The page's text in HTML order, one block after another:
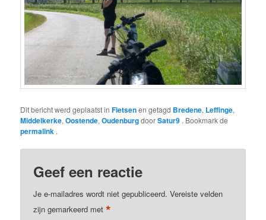
Dit bericht werd geplaatst inFietsenen getagd Bredene, Leffinge,
Middelkerke,Oostende,OudenburgdoorSatur9 . Bookmark de
permalink .
Geef een reactie
Je e-mailadres wordt niet gepubliceerd. Vereiste velden
zijn gemarkeerd met*